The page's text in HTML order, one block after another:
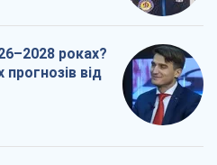
роках?
прогнозів від